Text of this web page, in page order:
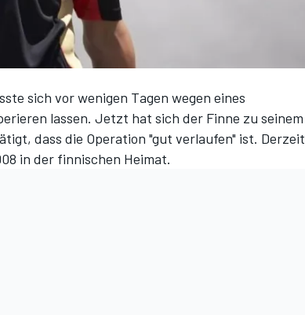
sich vor wenigen Tagen wegen eines
lassen. Jetzt hat sich der Finne zu seinem
dass die Operation "gut verlaufen" ist. Derzeit
in der finnischen Heimat.